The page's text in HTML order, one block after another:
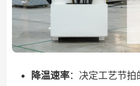
降温速率：决定工艺节拍